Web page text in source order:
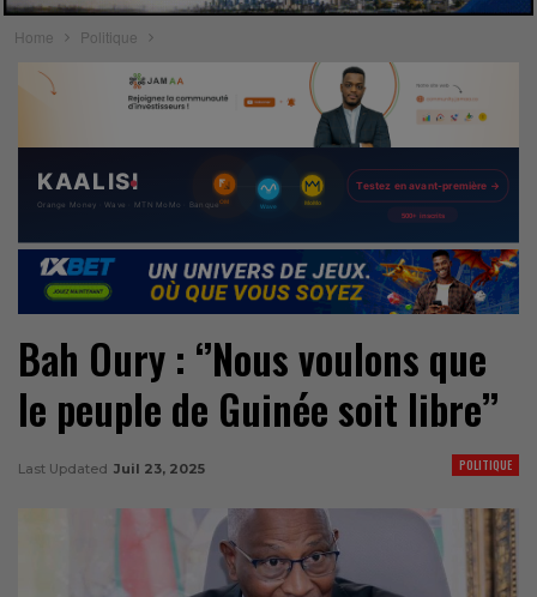
Home Politique
Bah Oury : ‘’Nous voulons que
le peuple de Guinée soit libre’’
POLITIQUE
Last Updated Juil 23, 2025